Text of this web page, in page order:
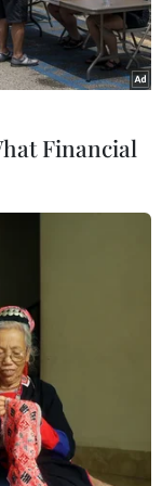
cuộc họp với lãnh
ở Washington,
cho biết
về vấn
Financial